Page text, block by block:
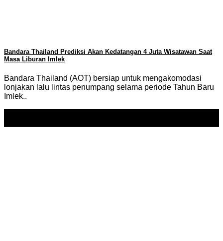
Bandara Thailand Prediksi Akan Kedatangan 4 Juta Wisatawan Saat
Masa Liburan Imlek
Bandara Thailand (AOT) bersiap untuk mengakomodasi
lonjakan lalu lintas penumpang selama periode Tahun Baru
Imlek..